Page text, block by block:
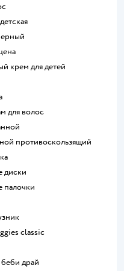
крем для детей
для волос
противоскользящий
диски
палочки
classic
беби драй